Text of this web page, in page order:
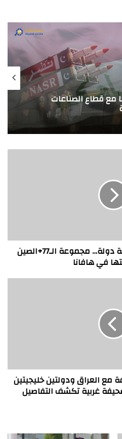
مع قطاع الصناعات
بحضور ممثلين من نحو مئة دولة… مجموعة الـ77+الصين
في هافانا
مع العراق ودولتين خليجيتين
غربية تكشف التفاصيل